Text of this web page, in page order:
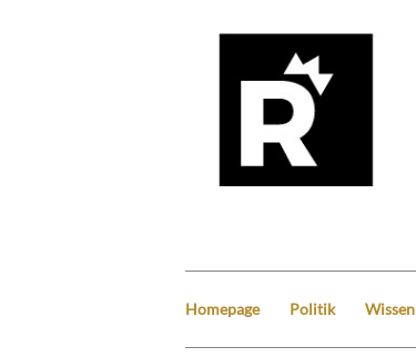
Homepage Politik Wissen